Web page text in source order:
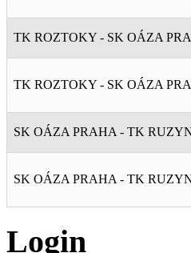
TK ROZTOKY - SK OÁZA
TK ROZTOKY - SK OÁZA
SK OÁZA PRAHA - TK
SK OÁZA PRAHA - TK
Login